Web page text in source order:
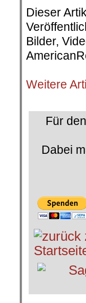
Dieser
Bilder,
Weitere
Für
Dabei